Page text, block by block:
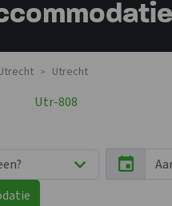
> Utrecht
Utr-808